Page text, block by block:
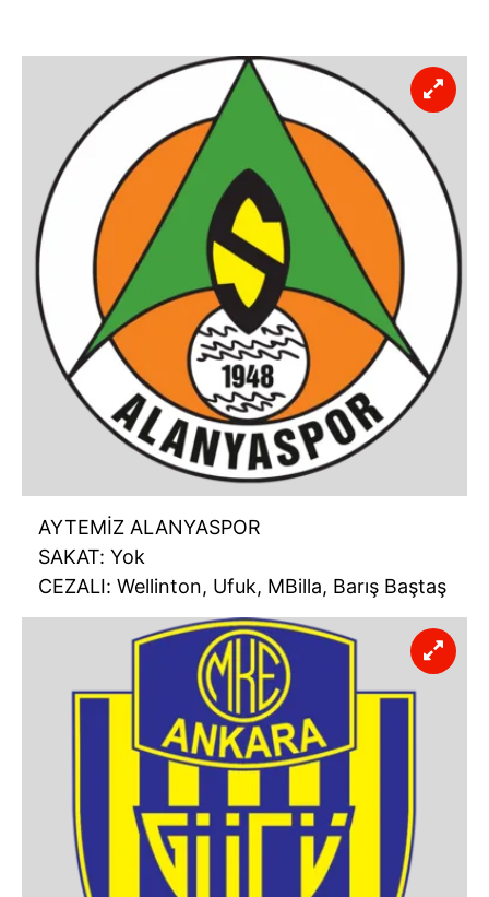
AYTEMİZ ALANYASPOR
SAKAT: Yok
CEZALI: Wellinton, Ufuk, MBilla, Barış Baştaş